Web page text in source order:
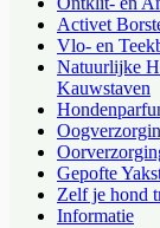
Activet
Vlo- en
Natuurlijke
Kauwstaven
Gepofte
Zelf je hond
Informatie